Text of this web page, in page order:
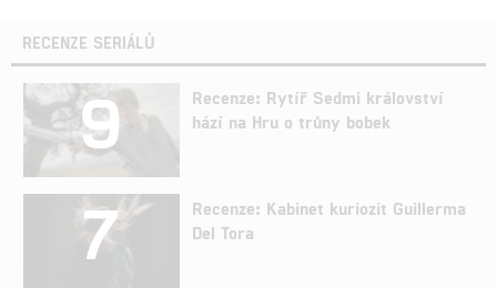
RECENZE SERIÁLŮ
9
Recenze: Rytíř Sedmi království
hází na Hru o trůny bobek
7
Recenze: Kabinet kuriozit Guillerma
Del Tora